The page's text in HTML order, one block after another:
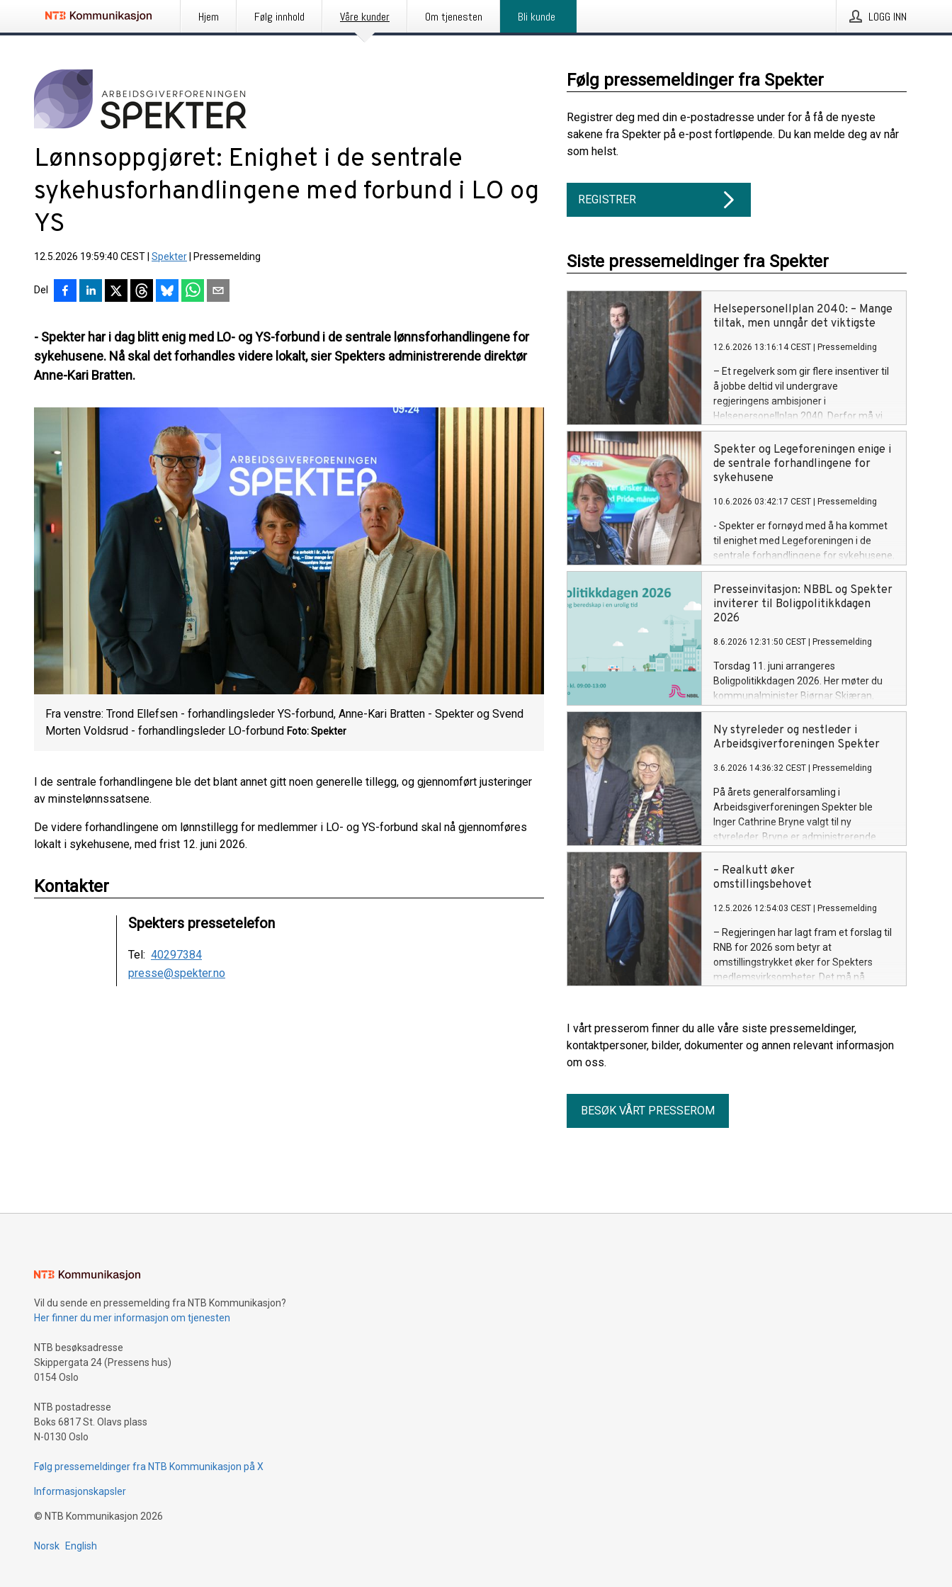
Hjem Følg innhold Våre kunder Om tjenesten Bli kunde LOGG INN
Lønnsoppgjøret: Enighet i de sentrale
sykehusforhandlingene med forbund i LO og
YS
12.5.2026 19:59:40 CEST Spekter Pressemelding
Del
- Spekter har i dag blitt enig med LO- og YS-forbund i de sentrale lønnsforhandlingene for
sykehusene. Nå skal det forhandles videre lokalt, sier Spekters administrerende direktør
Anne-Kari Bratten.
Fra venstre: Trond Ellefsen - forhandlingsleder YS-forbund, Anne-Kari Bratten - Spekter og Svend
Morten Voldsrud - forhandlingsleder LO-forbund Foto: Spekter
I de sentrale forhandlingene ble det blant annet gitt noen generelle tillegg, og gjennomført justeringer
av minstelønnssatsene.
De videre forhandlingene om lønnstillegg for medlemmer i LO- og YS-forbund skal nå gjennomføres
lokalt i sykehusene, med frist 12. juni 2026.
Kontakter
Spekters pressetelefon
Tel: 40297384
presse@spekter.no
Følg pressemeldinger fra Spekter
Registrer deg med din e-postadresse under for å få de nyeste
sakene fra Spekter på e-post fortløpende. Du kan melde deg av når
som helst.
REGISTRER
Siste pressemeldinger fra Spekter
Helsepersonellplan 2040: – Mange
tiltak, men unngår det viktigste
12.6.2026 13:16:14 CEST Pressemelding
– Et regelverk som gir flere insentiver til
å jobbe deltid vil undergrave
regjeringens ambisjoner i
Helsepersonellplan 2040. Derfor må vi
bruke det juridiske handlingsrommet og
videreføre gjeldende norsk lovverk for å
unngå overtidsbetaling på mertid, sier
Odd Erik Stende, viseadministrerende
Spekter og Legeforeningen enige i
de sentrale forhandlingene for
sykehusene
10.6.2026 03:42:17 CEST Pressemelding
- Spekter er fornøyd med å ha kommet
til enighet med Legeforeningen i de
sentrale forhandlingene for sykehusene,
sier Spekters administrerende direktør
Anne-Kari Bratten.
Presseinvitasjon: NBBL og Spekter
inviterer til Boligpolitikkdagen
2026
8.6.2026 12:31:50 CEST Pressemelding
Torsdag 11. juni arrangeres
Boligpolitikkdagen 2026. Her møter du
kommunalminister Bjørnar Skjæran,
velferdsdirektør Nina Tangnæs Grønvold
i NAV, konserndirektør Øistein Gamst
Sandlie i OBOS, sjeføkonomi Erling Røed
partier.
Ny styreleder og nestleder i
Arbeidsgiverforeningen Spekter
3.6.2026 14:36:32 CEST Pressemelding
På årets generalforsamling i
Arbeidsgiverforeningen Spekter ble
Inger Cathrine Bryne valgt til ny
styreleder. Bryne er administrerende
direktør i Helse Vest RHF. Petter-Børre
Furberg, konsernsjef i Posten Bring AS,
ble valgt til ny nestleder.
– Realkutt øker
omstillingsbehovet
12.5.2026 12:54:03 CEST Pressemelding
– Regjeringen har lagt fram et forslag til
RNB for 2026 som betyr at
omstillingstrykket øker for Spekters
medlemsvirksomheter. Det må nå
politikerne bidrar til mindre detaljstyring,
sier Odd Erik Stende,
viseadministrerende direktør i Spekter.
I vårt presserom finner du alle våre siste pressemeldinger,
kontaktpersoner, bilder, dokumenter og annen relevant informasjon
om oss.
BESØK VÅRT PRESSEROM
Vil du sende en pressemelding fra NTB Kommunikasjon?
Her finner du mer informasjon om tjenesten
NTB besøksadresse
Skippergata 24 (Pressens hus)
0154 Oslo
NTB postadresse
Boks 6817 St. Olavs plass
N-0130 Oslo
Følg pressemeldinger fra NTB Kommunikasjon på X
Informasjonskapsler
© NTB Kommunikasjon 2026
Norsk English